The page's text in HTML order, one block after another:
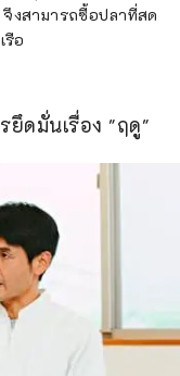
จึงสามารถซื้อปลาที่สด
รือ
ยึดมั่นเรื่อง "ฤดู"